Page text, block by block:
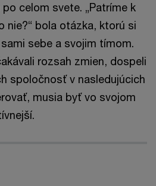
celom svete. „Patríme k
nie?“ bola otázka, ktorú si
sebe a svojim tímom.
rozsah zmien, dospeli
spoločnosť v nasledujúcich
musia byť vo svojom